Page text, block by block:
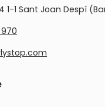
1-1 Sant Joan Despí